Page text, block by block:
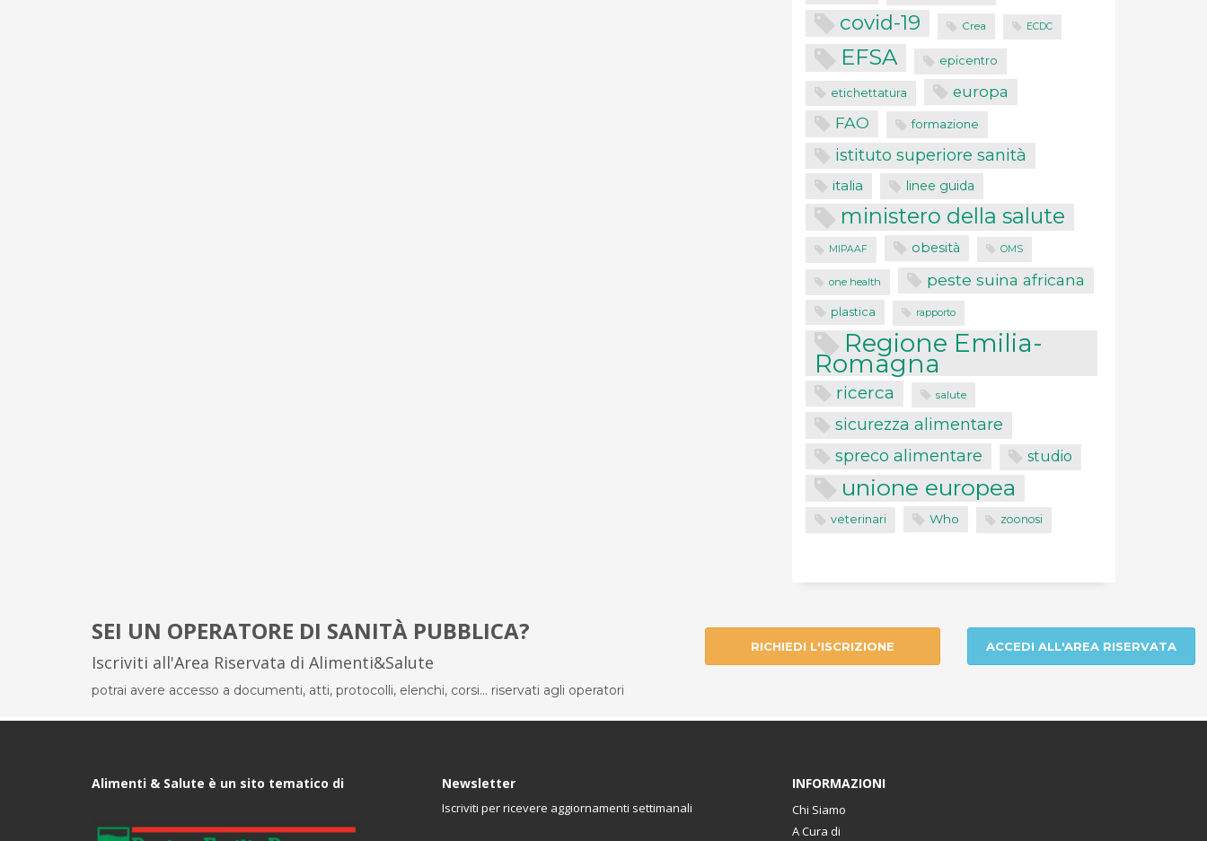
covid-19 Crea ECDC
EFSA epicentro
etichettatura europa
FAO formazione
istituto superiore sanità
italia linee guida
ministero della salute
MIPAAF obesità OMS
one health peste suina africana
plastica rapporto
Regione Emilia-
Romagna
ricerca salute
sicurezza alimentare
spreco alimentare studio
unione europea
veterinari Who zoonosi
SEI UN OPERATORE DI SANITÀ PUBBLICA?
Iscriviti all'Area Riservata di Alimenti&Salute
potrai avere accesso a documenti, atti, protocolli, elenchi, corsi... riservati agli operatori
RICHIEDI L'ISCRIZIONE ACCEDI ALL'AREA RISERVATA
Alimenti & Salute è un sito tematico di Newsletter
Iscriviti per ricevere aggiornamenti settimanali
INFORMAZIONI
Chi Siamo
A Cura di